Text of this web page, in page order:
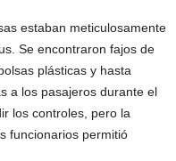
estaban meticulosamente
Se encontraron fajos de
plásticas y hasta
a los pasajeros durante el
los controles, pero la
funcionarios permitió